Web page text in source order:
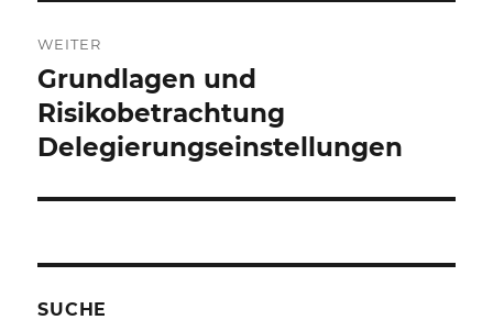
WEITER
Nächster
Beitrag:
Grundlagen und
Risikobetrachtung
Delegierungseinstellungen
SUCHE